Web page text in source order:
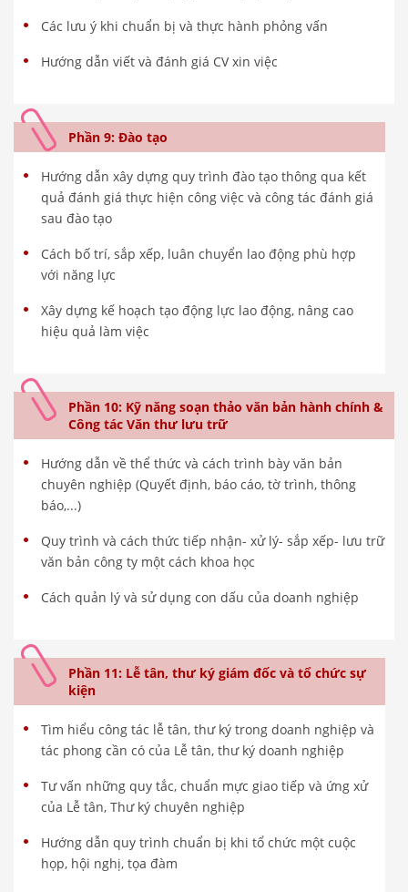
Các lưu ý khi chuẩn bị và thực hành phỏng vấn
Hướng dẫn viết và đánh giá CV xin việc
Phần 9: Đào tạo
Hướng dẫn xây dựng quy trình đào tạo thông qua kết
quả đánh giá thực hiện công việc và công tác đánh giá
sau đào tạo
Cách bố trí, sắp xếp, luân chuyển lao động phù hợp
với năng lực
Xây dựng kế hoạch tạo động lực lao động, nâng cao
hiệu quả làm việc
Phần 10: Kỹ năng soạn thảo văn bản hành chính &
Công tác Văn thư lưu trữ
Hướng dẫn về thể thức và cách trình bày văn bản
chuyên nghiệp (Quyết định, báo cáo, tờ trình, thông
báo,...)
Quy trình và cách thức tiếp nhận- xử lý- sắp xếp- lưu trữ
văn bản công ty một cách khoa học
Cách quản lý và sử dụng con dấu của doanh nghiệp
Phần 11: Lễ tân, thư ký giám đốc và tổ chức sự
kiện
Tìm hiểu công tác lễ tân, thư ký trong doanh nghiệp và
tác phong cần có của Lễ tân, thư ký doanh nghiệp
Tư vấn những quy tắc, chuẩn mực giao tiếp và ứng xử
của Lễ tân, Thư ký chuyên nghiệp
Hướng dẫn quy trình chuẩn bị khi tổ chức một cuộc
họp, hội nghị, tọa đàm